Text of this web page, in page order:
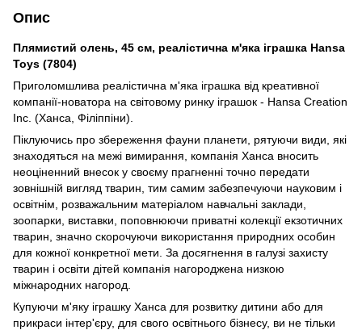
Опис
Плямистий олень, 45 см, реалістична м'яка іграшка Hansa
Toys (7804)
Приголомшлива реалістична м'яка іграшка від креативної
компанії-новатора на світовому ринку іграшок - Hansa Creation
Inc. (Ханса, Філіппіни).
Піклуючись про збереження фауни планети, рятуючи види, які
знаходяться на межі вимирання, компанія Ханса вносить
неоціненний внесок у своєму прагненні точно передати
зовнішній вигляд тварин, тим самим забезпечуючи науковим і
освітнім, розважальним матеріалом навчальні заклади,
зоопарки, виставки, поповнюючи приватні колекції екзотичних
тварин, значно скорочуючи використання природних особин
для кожної конкретної мети. За досягнення в галузі захисту
тварин і освіти дітей компанія нагороджена низкою
міжнародних нагород.
Купуючи м'яку іграшку Ханса для розвитку дитини або для
прикраси інтер'єру, для свого освітнього бізнесу, ви не тільки